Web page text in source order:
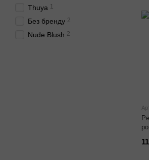
Thuya 1
Без бренду 2
Nude Blush 2